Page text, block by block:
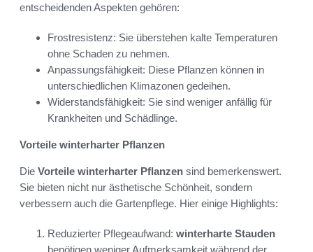
entscheidenden Aspekten gehören:
Frostresistenz: Sie überstehen kalte Temperaturen
ohne Schaden zu nehmen.
Anpassungsfähigkeit: Diese Pflanzen können in
unterschiedlichen Klimazonen gedeihen.
Widerstandsfähigkeit: Sie sind weniger anfällig für
Krankheiten und Schädlinge.
Vorteile winterharter Pflanzen
Die Vorteile winterharter Pflanzen sind bemerkenswert.
Sie bieten nicht nur ästhetische Schönheit, sondern
verbessern auch die Gartenpflege. Hier einige Highlights:
Reduzierter Pflegeaufwand: winterharte Stauden
benötigen weniger Aufmerksamkeit während der